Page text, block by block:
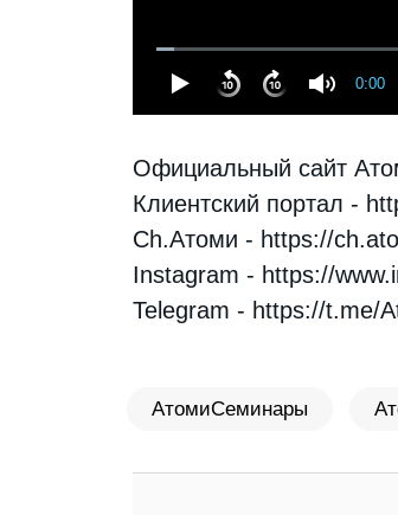
0:00
Официальный сайт
Клиентский портал -
Ch.Атоми - https://
Instagram - https://
Telegram - https://t.me/
АтомиСеминары